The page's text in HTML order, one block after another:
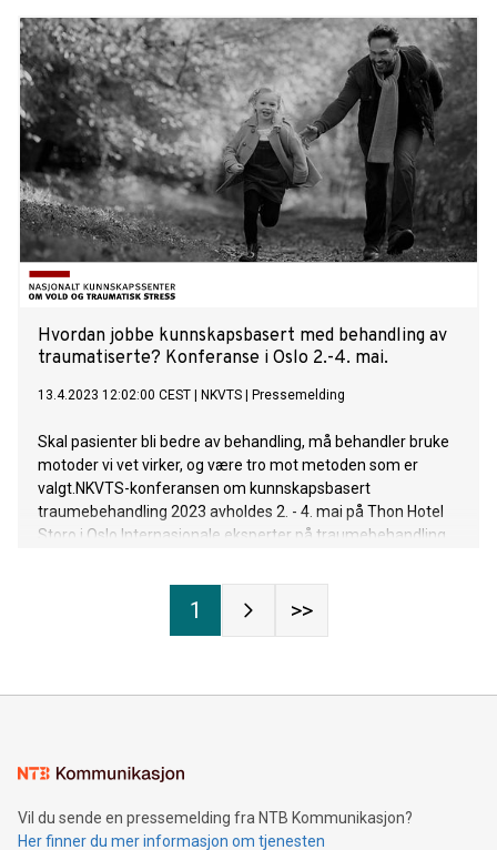
Hvordan jobbe kunnskapsbasert med behandling av
traumatiserte? Konferanse i Oslo 2.-4. mai.
13.4.2023 12:02:00 CEST NKVTS Pressemelding
Skal pasienter bli bedre av behandling, må behandler bruke
motoder vi vet virker, og være tro mot metoden som er
valgt.NKVTS-konferansen om kunnskapsbasert
traumebehandling 2023 avholdes 2. - 4. mai på Thon Hotel
Storo i Oslo.Internasjonale eksperter på traumebehandling
1 >>
Vil du sende en pressemelding fra NTB Kommunikasjon?
Her finner du mer informasjon om tjenesten